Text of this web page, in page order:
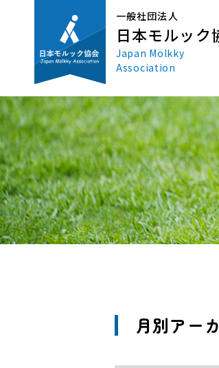
一般社団法人
日本モルック
Japan Mölkky
Association
月別アー